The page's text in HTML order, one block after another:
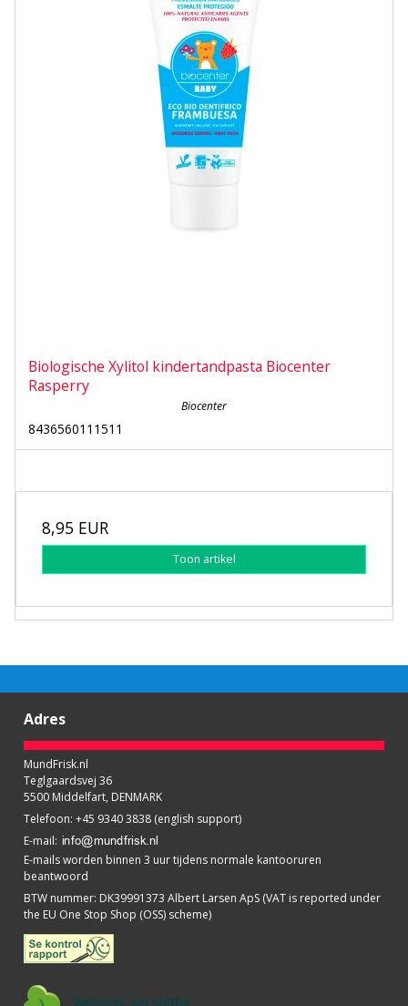
Biologische Xylitol kindertandpasta Biocenter
Rasperry
Biocenter
8436560111511
8,95 EUR
Toon artikel
Adres
MundFrisk.nl
Teglgaardsvej 36
5500 Middelfart, DENMARK
Telefoon: +45 9340 3838 (english support)
E-mail:
E-mails worden binnen 3 uur tijdens normale kantooruren
beantwoord
BTW nummer: DK39991373 Albert Larsen ApS (VAT is reported under
the EU One Stop Shop (OSS) scheme)